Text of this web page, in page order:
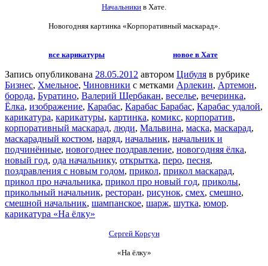
Начальники в Хате.
Новогодняя картинка «Корпоративный маскарад».
все карикатуры новое в Хате
Запись опубликована 28.05.2012 автором Цибуля в рубрике
Бизнес, Хмельное, Чиновники с метками Арлекин, Артемон,
борода, Буратино, Валерий Щербакан, веселье, вечеринка,
Ёлка, изображение, Карабас, Карабас Барабас, Карабас удалой,
карикатура, карикатуры, картинка, комикс, корпоратив,
корпоративный маскарад, люди, Мальвина, маска, маскарад,
маскарадный костюм, наряд, начальник, начальник и
подчинённые, новогоднее поздравление, новогодняя ёлка,
новый год, ода начальнику, открытка, перо, песня,
поздравления с новым годом, прикол, прикол маскарад,
прикол про начальника, прикол про новый год, приколы,
прикольный начальник, ресторан, рисунок, смех, смешно,
смешной начальник, шампанское, шарж, шутка, юмор.
карикатура «На ёлку»
Сергей Корсун
«На ёлку»